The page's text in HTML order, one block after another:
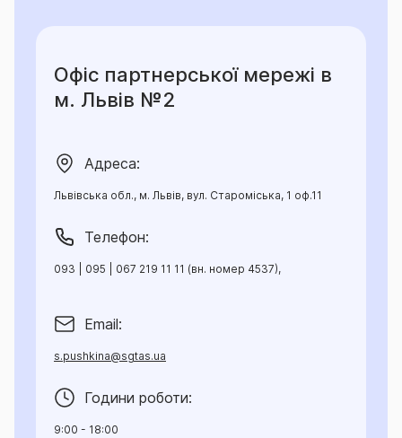
Офіс партнерської мережі в
м. Львів №2
Адреса:
Львівська обл., м. Львів, вул. Староміська, 1 оф.11
Телефон:
093 | 095 | 067 219 11 11 (вн. номер 4537),
Email:
s.pushkina@sgtas.ua
Години роботи:
9:00 - 18:00